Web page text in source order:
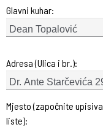
Glavni kuhar:
Adresa (Ulica i br.):
Mjesto (započnite
liste):